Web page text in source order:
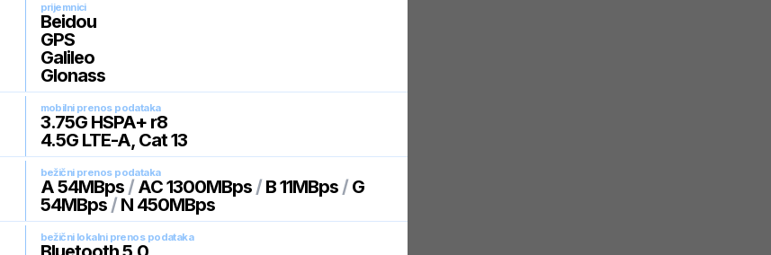
prijemnici
Beidou
GPS
Galileo
Glonass
mobilni prenos podataka
3.75G HSPA+ r8
4.5G LTE-A, Cat 13
bežični prenos podataka
A 54MBps/ AC 1300MBps/ B 11MBps/ G
54MBps/ N 450MBps
bežični lokalni prenos podataka